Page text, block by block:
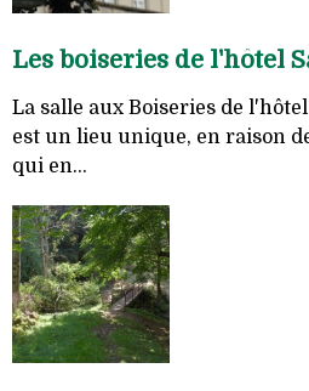
Les boiseries de l'hôtel
La salle aux Boiseries de
est un lieu unique, en raison
qui en...